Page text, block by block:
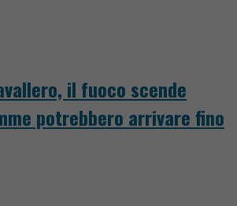
il fuoco scende
potrebbero arrivare fino